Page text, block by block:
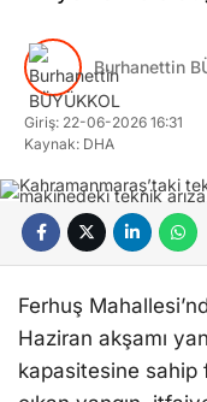
Burhanettin
Giriş: 22-06-2026 16:31
Kaynak: DHA
Ferhuş
Haziran akşamı
kapasitesine sahip